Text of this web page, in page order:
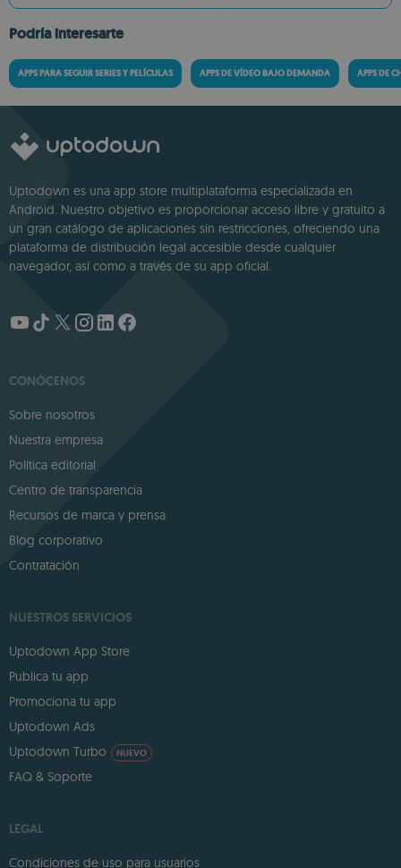
Podría interesarte
APPS PARA SEGUIR SERIES Y PELÍCULAS APPS DE VÍDEO BAJO DEMANDA APPS DE
Uptodown es una app store multiplataforma especializada en
Android. Nuestro objetivo es proporcionar acceso libre y gratuito a
un gran catálogo de aplicaciones sin restricciones, ofreciendo una
plataforma de distribución legal accesible desde cualquier
navegador, así como a través de su app oficial.
CONÓCENOS
Sobre nosotros
Nuestra empresa
Política editorial
Centro de transparencia
Recursos de marca y prensa
Blog corporativo
Contratación
NUESTROS SERVICIOS
Uptodown App Store
Publica tu app
Promociona tu app
Uptodown Ads
Uptodown Turbo
NUEVO
FAQ & Soporte
LEGAL
Condiciones de uso para usuarios